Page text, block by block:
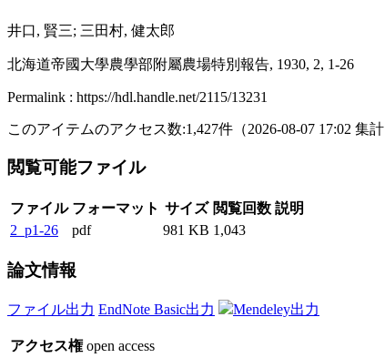
井口, 賢三; 三田村, 健太郎
北海道帝國大學農學部附屬農場特別報告, 1930, 2, 1-26
Permalink : https://hdl.handle.net/2115/13231
このアイテムのアクセス数:1,427件 （2026-08-07 17:02 集計
閲覧可能ファイル
ファイル フォーマット サイズ 閲覧回数 説明
2_p1-26
pdf 981 KB 1,043
論文情報
ファイル出力 EndNote Basic出力 Mendeley出力
アクセス権 open access